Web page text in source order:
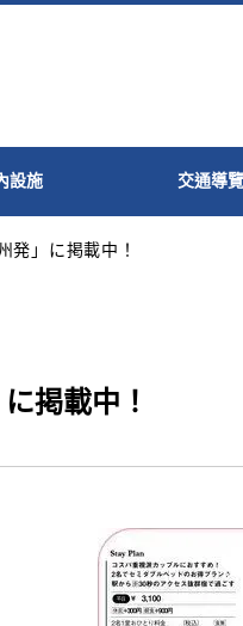
設施 交通導覽
発」に掲載中！
掲載中！